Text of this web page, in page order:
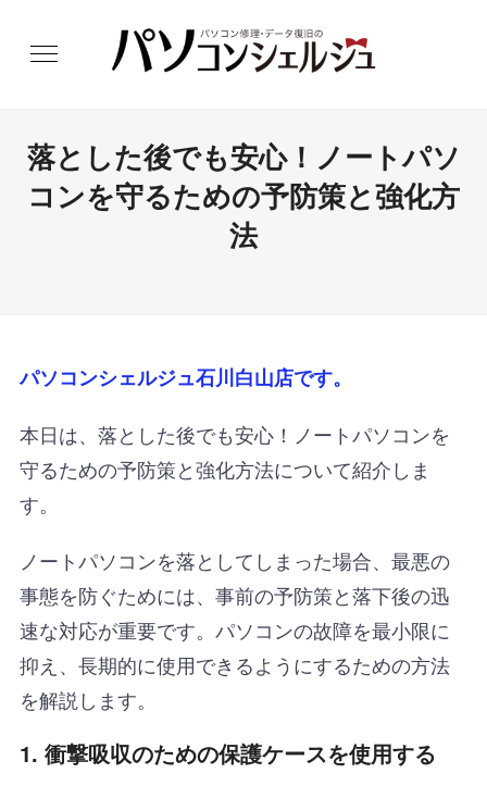
落とした後でも安心！ノートパソ
コンを守るための予防策と強化方
法
パソコンシェルジュ石川白山店です。
本日は、落とした後でも安心！ノートパソコンを
守るための予防策と強化方法について紹介しま
す。
ノートパソコンを落としてしまった場合、最悪の
事態を防ぐためには、事前の予防策と落下後の迅
速な対応が重要です。パソコンの故障を最小限に
抑え、長期的に使用できるようにするための方法
を解説します。
1. 衝撃吸収のための保護ケースを使用する